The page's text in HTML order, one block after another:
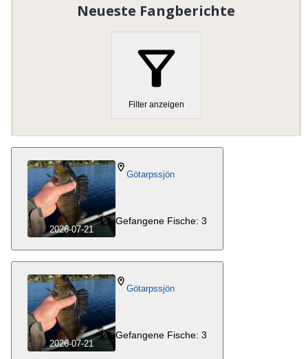
att tillhandahålla fiske för allmänheten, hålla kontroll
på vattenkvalité och fiskefauna. Vattnets kvalité
kontrolleras kontinuerligt av myndigheterna.
802600-6752
Neueste Fangberichte
Filter anzeigen
2026-07-21
Götarpssjön
Gefangene Fische: 3
2026-07-21
Götarpssjön
Gefangene Fische: 3